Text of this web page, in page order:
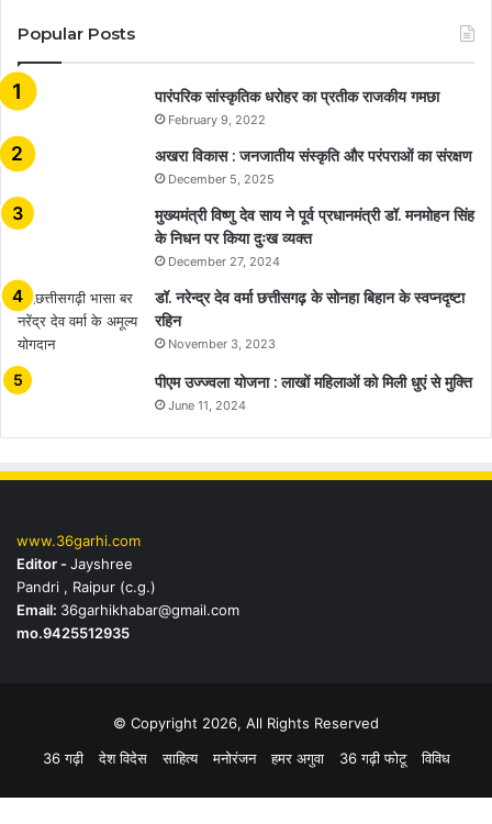
Popular Posts
​​​​​​​पारंपरिक सांस्कृतिक धरोहर का प्रतीक राजकीय गमछा
February 9, 2022
अखरा विकास : जनजातीय संस्कृति और परंपराओं का संरक्षण
December 5, 2025
मुख्यमंत्री विष्णु देव साय ने पूर्व प्रधानमंत्री डॉ. मनमोहन सिंह
के निधन पर किया दुःख व्यक्त
December 27, 2024
डॉ. नरेन्द्र देव वर्मा छत्तीसगढ़ के सोनहा बिहान के स्वप्नदृष्टा
रहिन
November 3, 2023
पीएम उज्ज्वला योजना : लाखों महिलाओं को मिली धुएं से मुक्ति
June 11, 2024
www.36garhi.com
Editor -Jayshree
Pandri , Raipur (c.g.)
Email: 36garhikhabar@gmail.com
mo.9425512935
© Copyright 2026, All Rights Reserved
36 गढ़ी
देश विदेस साहित्य मनोरंजन हमर अगुवा 36 गढ़ी फोटू विविध